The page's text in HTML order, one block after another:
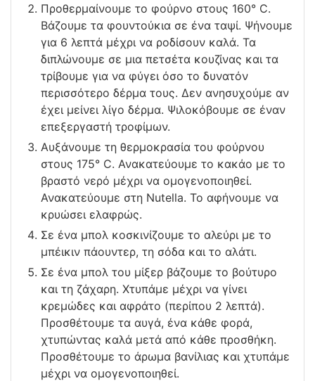
Προθερμαίνουμε το φούρνο στους 160° C.
Βάζουμε τα φουντούκια σε ένα ταψί. Ψήνουμε
για 6 λεπτά μέχρι να ροδίσουν καλά. Τα
διπλώνουμε σε μια πετσέτα κουζίνας και τα
τρίβουμε για να φύγει όσο το δυνατόν
περισσότερο δέρμα τους. Δεν ανησυχούμε αν
έχει μείνει λίγο δέρμα. Ψιλοκόβουμε σε έναν
επεξεργαστή τροφίμων.
Αυξάνουμε τη θερμοκρασία του φούρνου
στους 175° C. Ανακατεύουμε το κακάο με το
βραστό νερό μέχρι να ομογενοποιηθεί.
Ανακατεύουμε στη Nutella. Το αφήνουμε να
κρυώσει ελαφρώς.
Σε ένα μπολ κοσκινίζουμε το αλεύρι με το
μπέικιν πάουντερ, τη σόδα και το αλάτι.
Σε ένα μπολ του μίξερ βάζουμε το βούτυρο
και τη ζάχαρη. Χτυπάμε μέχρι να γίνει
κρεμώδες και αφράτο (περίπου 2 λεπτά).
Προσθέτουμε τα αυγά, ένα κάθε φορά,
χτυπώντας καλά μετά από κάθε προσθήκη.
Προσθέτουμε το άρωμα βανίλιας και χτυπάμε
μέχρι να ομογενοποιηθεί.